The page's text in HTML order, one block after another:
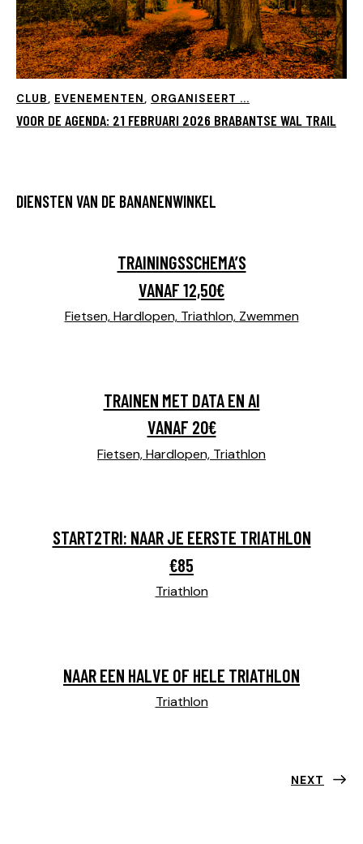
CLUB, EVENEMENTEN, ORGANISEERT ...
VOOR DE AGENDA: 21 FEBRUARI 2026 BRABANTSE WAL TRAIL
DIENSTEN VAN DE BANANENWINKEL
TRAININGSSCHEMA’S
VANAF 12,50€
Fietsen,Hardlopen, Triathlon, Zwemmen
TRAINEN MET DATA EN AI
VANAF 20€
Fietsen,Hardlopen, Triathlon
START2TRI: NAAR JE EERSTE TRIATHLON
€85
Triathlon
NAAR EEN HALVE OF HELE TRIATHLON
Triathlon
NEXT